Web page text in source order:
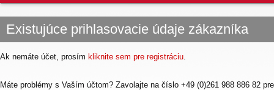
Existujúce prihlasovacie údaje zákazníka
Ak nemáte účet, prosím kliknite sem pre registráciu.
Máte problémy s Vaším účtom? Zavolajte na číslo +49 (0)261 988 886 82